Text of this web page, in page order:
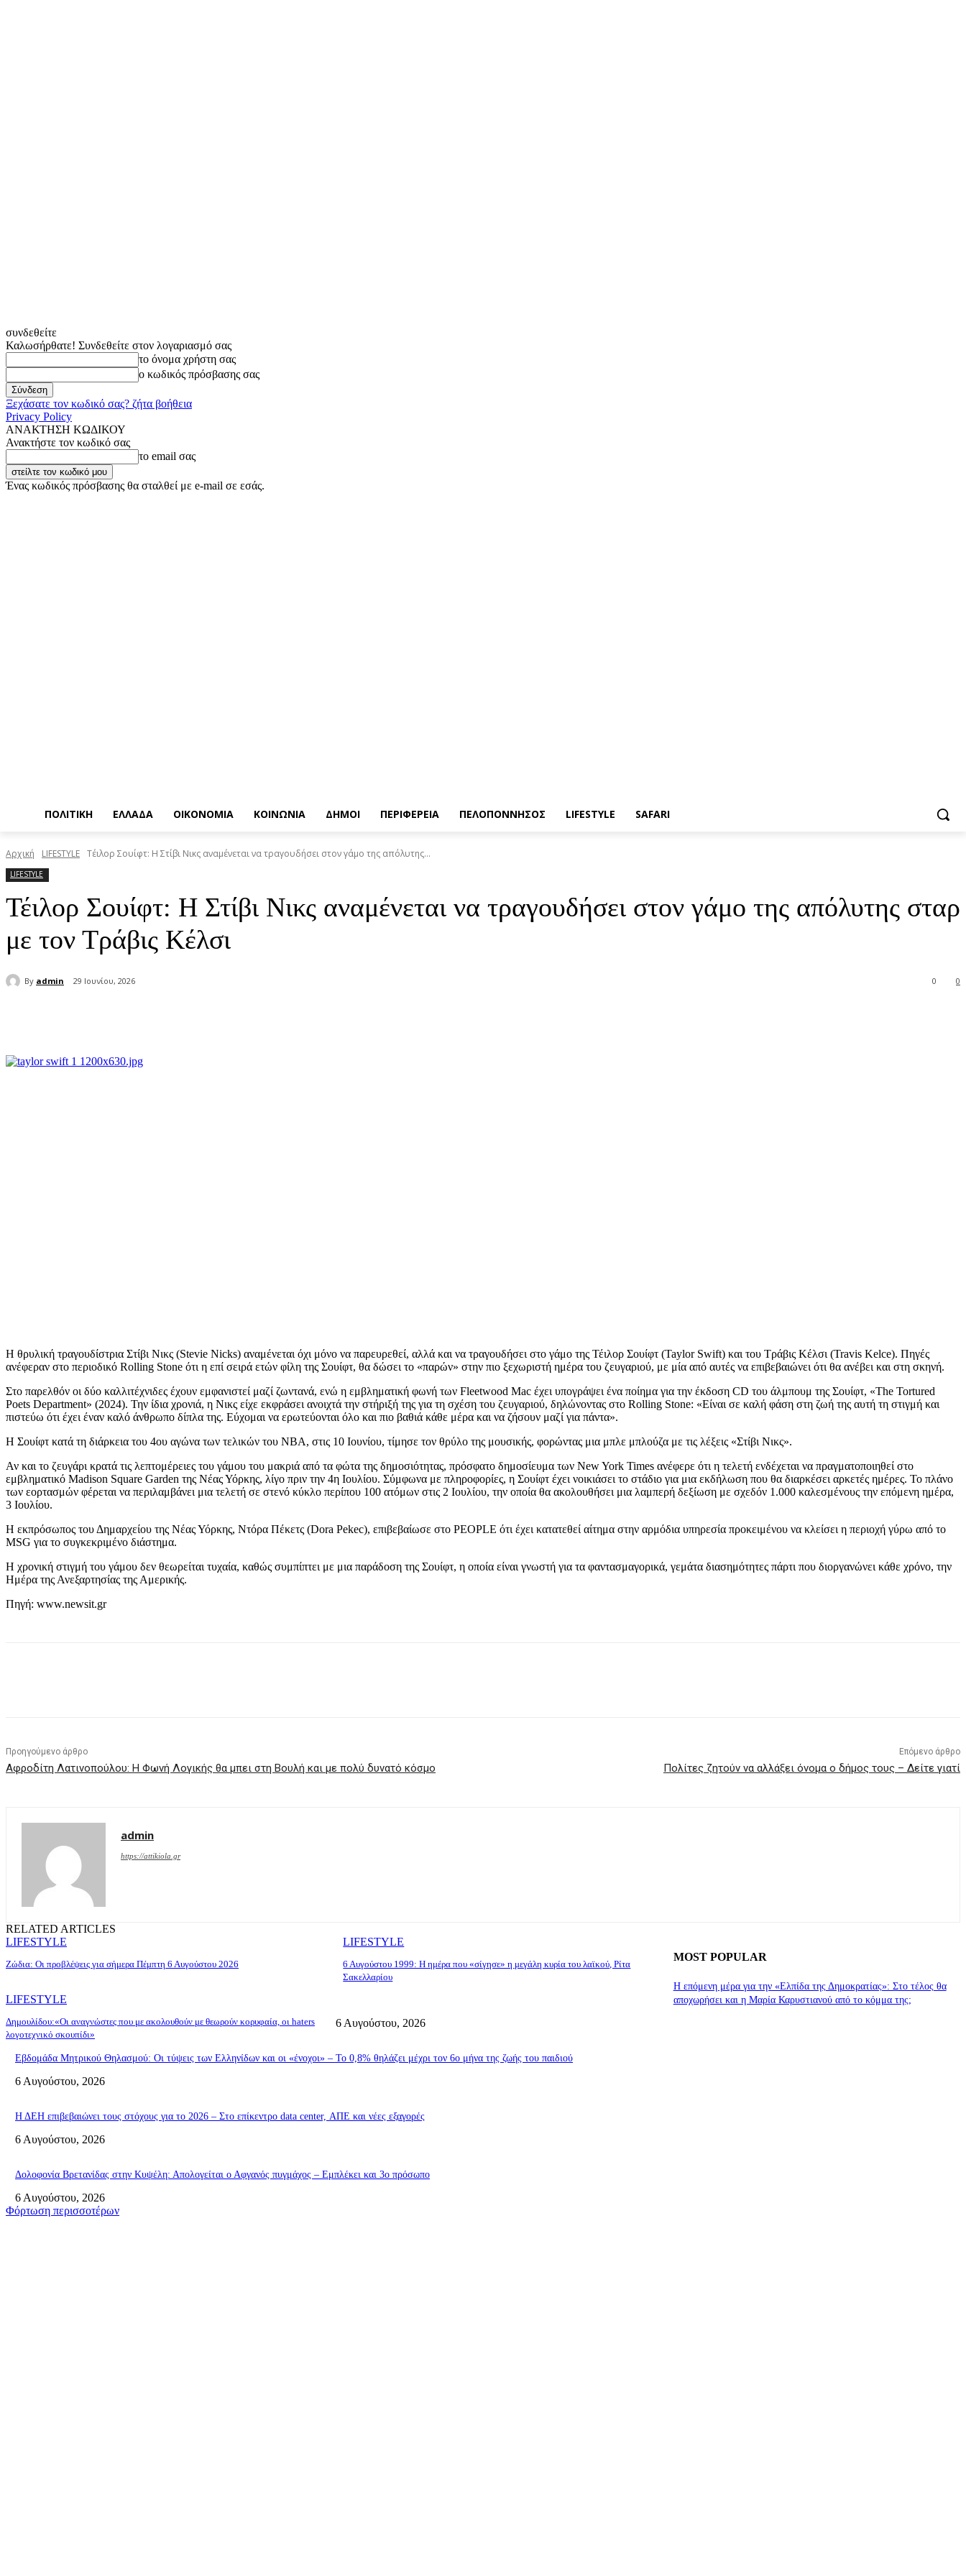
συνδεθείτε
Καλωσήρθατε! Συνδεθείτε στον λογαριασμό σας
το όνομα χρήστη σας
ο κωδικός πρόσβασης σας
Ξεχάσατε τον κωδικό σας? ζήτα βοήθεια
Privacy Policy
ΑΝΑΚΤΗΣΗ ΚΩΔΙΚΟΥ
Ανακτήστε τον κωδικό σας
το email σας
Ένας κωδικός πρόσβασης θα σταλθεί με e-mail σε εσάς.
ΠΟΛΙΤΙΚΗ ΕΛΛΑΔΑ ΟΙΚΟΝΟΜΙΑ ΚΟΙΝΩΝΙΑ ΔΗΜΟΙ ΠΕΡΙΦΕΡΕΙΑ ΠΕΛΟΠΟΝΝΗΣΟΣ LIFESTYLE SAFARI
Αρχική LIFESTYLE Τέιλορ Σουίφτ: Η Στίβι Νικς αναμένεται να τραγουδήσει στον γάμο της απόλυτης...
LIFESTYLE
Τέιλορ Σουίφτ: Η Στίβι Νικς αναμένεται να τραγουδήσει στον γάμο της απόλυτης σταρ
με τον Τράβις Κέλσι
By admin 29 Ιουνίου, 2026 0
0
Η θρυλική τραγουδίστρια Στίβι Νικς (Stevie Nicks) αναμένεται όχι μόνο να παρευρεθεί, αλλά και να τραγουδήσει στο γάμο της Τέιλορ Σουίφτ (Taylor Swift) και του Τράβις Κέλσι (Travis Kelce). Πηγές
ανέφεραν στο περιοδικό Rolling Stone ότι η επί σειρά ετών φίλη της Σουίφτ, θα δώσει το «παρών» στην πιο ξεχωριστή ημέρα του ζευγαριού, με μία από αυτές να επιβεβαιώνει ότι θα ανέβει και στη σκηνή.
Στο παρελθόν οι δύο καλλιτέχνιδες έχουν εμφανιστεί μαζί ζωντανά, ενώ η εμβληματική φωνή των Fleetwood Mac έχει υπογράψει ένα ποίημα για την έκδοση CD του άλμπουμ της Σουίφτ, «The Tortured
Poets Department» (2024). Την ίδια χρονιά, η Νικς είχε εκφράσει ανοιχτά την στήριξή της για τη σχέση του ζευγαριού, δηλώνοντας στο Rolling Stone: «Είναι σε καλή φάση στη ζωή της αυτή τη στιγμή και
πιστεύω ότι έχει έναν καλό άνθρωπο δίπλα της. Εύχομαι να ερωτεύονται όλο και πιο βαθιά κάθε μέρα και να ζήσουν μαζί για πάντα».
Η Σουίφτ κατά τη διάρκεια του 4ου αγώνα των τελικών του NBA, στις 10 Ιουνίου, τίμησε τον θρύλο της μουσικής, φορώντας μια μπλε μπλούζα με τις λέξεις «Στίβι Νικς».
Αν και το ζευγάρι κρατά τις λεπτομέρειες του γάμου του μακριά από τα φώτα της δημοσιότητας, πρόσφατο δημοσίευμα των New York Times ανέφερε ότι η τελετή ενδέχεται να πραγματοποιηθεί στο
εμβληματικό Madison Square Garden της Νέας Υόρκης, λίγο πριν την 4η Ιουλίου. Σύμφωνα με πληροφορίες, η Σουίφτ έχει νοικιάσει το στάδιο για μια εκδήλωση που θα διαρκέσει αρκετές ημέρες. Το πλάνο
των εορτασμών φέρεται να περιλαμβάνει μια τελετή σε στενό κύκλο περίπου 100 ατόμων στις 2 Ιουλίου, την οποία θα ακολουθήσει μια λαμπερή δεξίωση με σχεδόν 1.000 καλεσμένους την επόμενη ημέρα,
3 Ιουλίου.
Η εκπρόσωπος του Δημαρχείου της Νέας Υόρκης, Ντόρα Πέκετς (Dora Pekec), επιβεβαίωσε στο PEOPLE ότι έχει κατατεθεί αίτημα στην αρμόδια υπηρεσία προκειμένου να κλείσει η περιοχή γύρω από το
MSG για το συγκεκριμένο διάστημα.
Η χρονική στιγμή του γάμου δεν θεωρείται τυχαία, καθώς συμπίπτει με μια παράδοση της Σουίφτ, η οποία είναι γνωστή για τα φαντασμαγορικά, γεμάτα διασημότητες πάρτι που διοργανώνει κάθε χρόνο, την
Ημέρα της Ανεξαρτησίας της Αμερικής.
Πηγή: www.newsit.gr
Προηγούμενο άρθρο
Αφροδίτη Λατινοπούλου: Η Φωνή Λογικής θα μπει στη Βουλή και με πολύ δυνατό κόσμο
Επόμενο άρθρο
Πολίτες ζητούν να αλλάξει όνομα ο δήμος τους – Δείτε γιατί
admin
https://attikiola.gr
RELATED ARTICLES
LIFESTYLE
Ζώδια: Οι προβλέψεις για σήμερα Πέμπτη 6 Αυγούστου 2026
LIFESTYLE
6 Αυγούστου 1999: Η ημέρα που «σίγησε» η μεγάλη κυρία του λαϊκού, Ρίτα
Σακελλαρίου
LIFESTYLE
Δημουλίδου:«Οι αναγνώστες που με ακολουθούν με θεωρούν κορυφαία, οι haters
λογοτεχνικό σκουπίδι»
MOST POPULAR
Η επόμενη μέρα για την «Ελπίδα της Δημοκρατίας»: Στο τέλος θα
αποχωρήσει και η Μαρία Καρυστιανού από το κόμμα της;
6 Αυγούστου, 2026
Εβδομάδα Μητρικού Θηλασμού: Οι τύψεις των Ελληνίδων και οι «ένοχοι» – Το 0,8% θηλάζει μέχρι τον 6ο μήνα της ζωής του παιδιού
6 Αυγούστου, 2026
Η ΔΕΗ επιβεβαιώνει τους στόχους για το 2026 – Στο επίκεντρο data center, ΑΠΕ και νέες εξαγορές
6 Αυγούστου, 2026
Δολοφονία Βρετανίδας στην Κυψέλη: Απολογείται ο Αφγανός πυγμάχος – Εμπλέκει και 3ο πρόσωπο
6 Αυγούστου, 2026
Φόρτωση περισσοτέρων